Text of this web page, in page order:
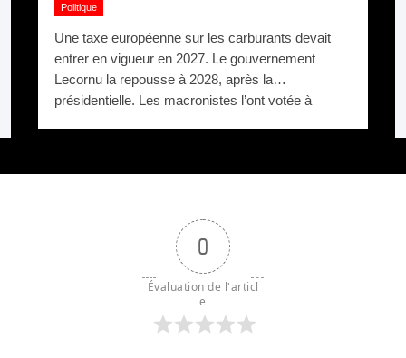
Politique
Une taxe européenne sur les carburants devait
entrer en vigueur en 2027. Le gouvernement
Lecornu la repousse à 2028, après la
présidentielle. Les macronistes l’ont votée à
0
Évaluation de l'articl
e